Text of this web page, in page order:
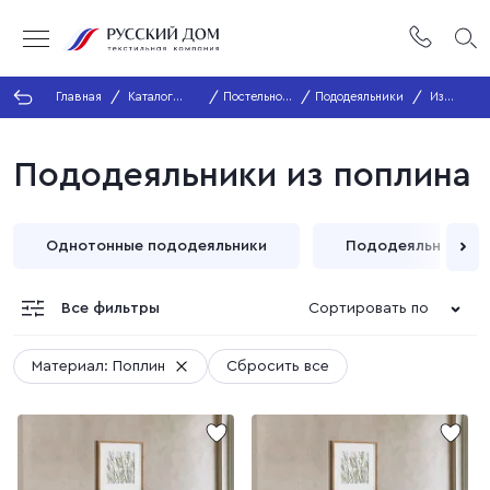
Главная
Каталог
продукции
Постельное
белье
Пододеяльники
Из
поплина
Пододеяльники из поплина
Однотонные пододеяльники Пододеяльники с
Все фильтры Сортировать по
Материал: Поплин Сбросить все